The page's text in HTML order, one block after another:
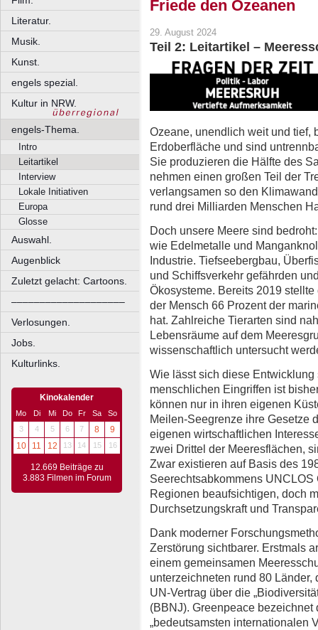
Literatur.
Musik.
Kunst.
engels spezial.
Kultur in NRW.
engels-Thema.
Intro
Leitartikel
Interview
Lokale Initiativen
Europa
Glosse
Auswahl.
Augenblick
Zuletzt gelacht: Cartoons.
––––––––––––––––––––
Verlosungen.
Jobs.
Kulturlinks.
Kinokalender
Mo Di Mi Do Fr Sa
So
3
4 5 6 7 8
9
10
11 12 13 14 15 16
12.669 Beiträge zu
3.883 Filmen im Forum
Friede den Ozeanen
29. August 2024
Teil 2: Leitartikel –
Ozeane, unendlich weit und tief,
Erdoberfläche und sind
Sie produzieren die Hälfte des
nehmen einen großen Teil der
verlangsamen so den
rund drei Milliarden Menschen
Doch unsere Meere sind
wie Edelmetalle und
Industrie. Tiefseebergbau,
und Schiffsverkehr gefährden
Ökosysteme. Bereits 2019
der Mensch 66 Prozent der
hat. Zahlreiche Tierarten sind
Lebensräume auf dem
wissenschaftlich untersucht
Wie lässt sich diese
menschlichen Eingriffen ist
können nur in ihren eigenen
Meilen-Seegrenze ihre Gesetze
eigenen wirtschaftlichen
zwei Drittel der Meeresflächen,
Zwar existieren auf Basis des
Seerechtsabkommens
Regionen beaufsichtigen, doch
Durchsetzungskraft und
Dank moderner
Zerstörung sichtbarer. Erstmals
einem gemeinsamen
unterzeichneten rund 80
UN-Vertrag über die
(BBNJ). Greenpeace
„bedeutsamsten internationalen